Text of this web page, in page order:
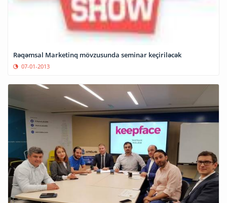
Rəqəmsal Marketinq mövzusunda seminar keçiriləcək
07-01-2013